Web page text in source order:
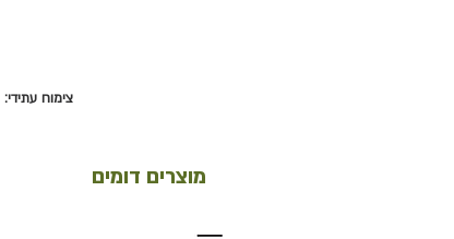
צימוח עתידי:
מוצרים דומים